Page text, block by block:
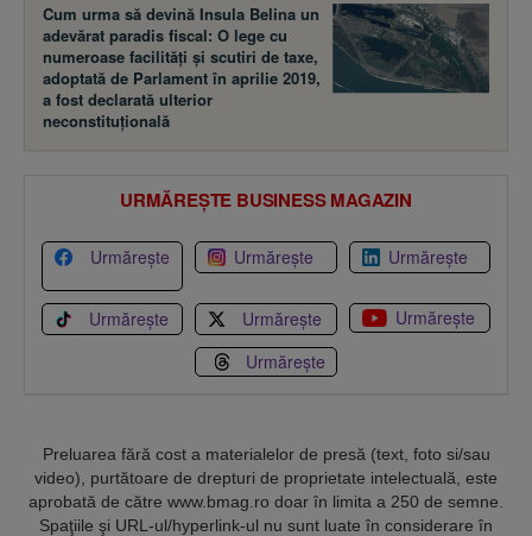
Cum urma să devină Insula Belina un
adevărat paradis fiscal: O lege cu
numeroase facilităţi şi scutiri de taxe,
adoptată de Parlament în aprilie 2019,
a fost declarată ulterior
neconstituţională
URMĂREȘTE BUSINESS MAGAZIN
Urmărește Urmărește Urmărește
Urmărește Urmărește
Urmărește
Urmărește
Preluarea fără cost a materialelor de presă (text, foto si/sau
video), purtătoare de drepturi de proprietate intelectuală, este
aprobată de către www.bmag.ro doar în limita a 250 de semne.
Spaţiile şi URL-ul/hyperlink-ul nu sunt luate în considerare în